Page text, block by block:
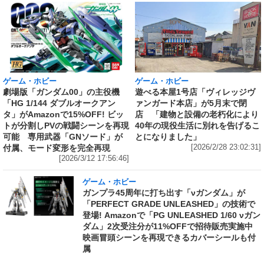
ゲーム・ホビー
劇場版「ガンダム00」の主役機
「HG 1/144 ダブルオークアン
タ」がAmazonで15%OFF! ビッ
トが分割しPVの戦闘シーンを再現
可能 専用武器「GNソード」が
付属、モード変形を完全再現
[2026/3/12 17:56:46]
ゲーム・ホビー
遊べる本屋1号店「ヴィレッジヴ
ァンガード本店」が5月末で閉
店 「建物と設備の老朽化により
40年の現役生活に別れを告げるこ
とになりました」
[2026/2/28 23:02:31]
ゲーム・ホビー
ガンプラ45周年に打ち出す「νガンダム」が
「PERFECT GRADE UNLEASHED」の技術で
登場! Amazonで「PG UNLEASHED 1/60 νガン
ダム」2次受注分が11%OFFで招待販売実施中
映画冒頭シーンを再現できるカバーシールも付
属